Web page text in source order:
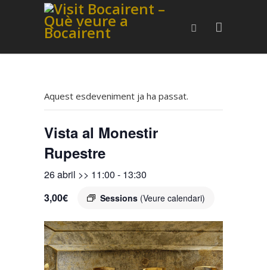
Aquest esdeveniment ja ha passat.
Vista al Monestir
Rupestre
26 abril >> 11:00 - 13:30
Sessions (Veure calendari)
3,00€